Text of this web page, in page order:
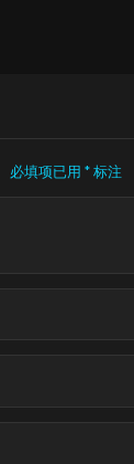
必填项已用*标注